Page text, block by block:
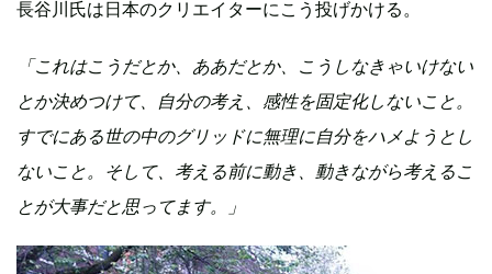
長谷川氏は日本のクリエイターにこう投げかける。
「これはこうだとか、ああだとか、こうしなきゃいけない
とか決めつけて、自分の考え、感性を固定化しないこと。
すでにある世の中のグリッドに無理に自分をハメようとし
ないこと。そして、考える前に動き、動きながら考えるこ
とが大事だと思ってます。」